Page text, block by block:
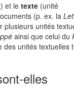
et letexte (unité
(p. ex. la
unités
ainsi que celui du
des unités textuelles
elles